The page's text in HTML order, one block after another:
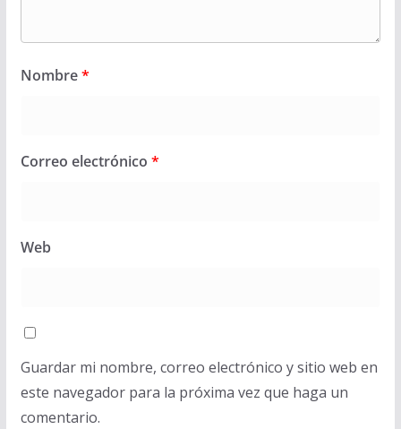
Nombre*
Correo electrónico *
Web
Guardar mi nombre, correo electrónico y sitio web en
este navegador para la próxima vez que haga un
comentario.